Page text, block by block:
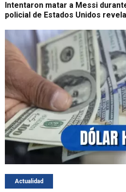
Intentaron matar a Messi
policial de Estados Unidos
Actualidad